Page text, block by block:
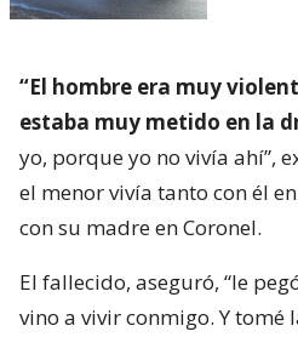
“El hombre era muy
estaba muy metido en la
yo, porque yo no vivía ahí”,
el menor vivía tanto con él
con su madre en Coronel.
El fallecido, aseguró, “le
vino a vivir conmigo. Y tomé